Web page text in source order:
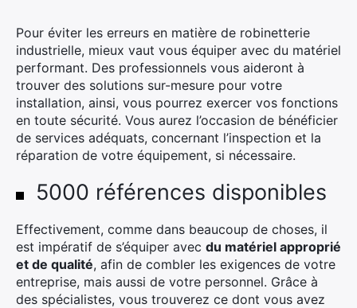
Pour éviter les erreurs en matière de robinetterie
industrielle, mieux vaut vous équiper avec du matériel
performant. Des professionnels vous aideront à
trouver des solutions sur-mesure pour votre
installation, ainsi, vous pourrez exercer vos fonctions
en toute sécurité. Vous aurez l’occasion de bénéficier
de services adéquats, concernant l’inspection et la
réparation de votre équipement, si nécessaire.
5000 références disponibles
Effectivement, comme dans beaucoup de choses, il
est impératif de s’équiper avec du matériel approprié
et de qualité, afin de combler les exigences de votre
entreprise, mais aussi de votre personnel. Grâce à
des spécialistes, vous trouverez ce dont vous avez